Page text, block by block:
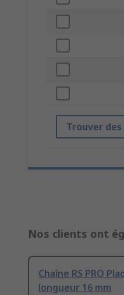
Trouver
Nos clients ont
Chaîne RS PRO
longueur 16 mm